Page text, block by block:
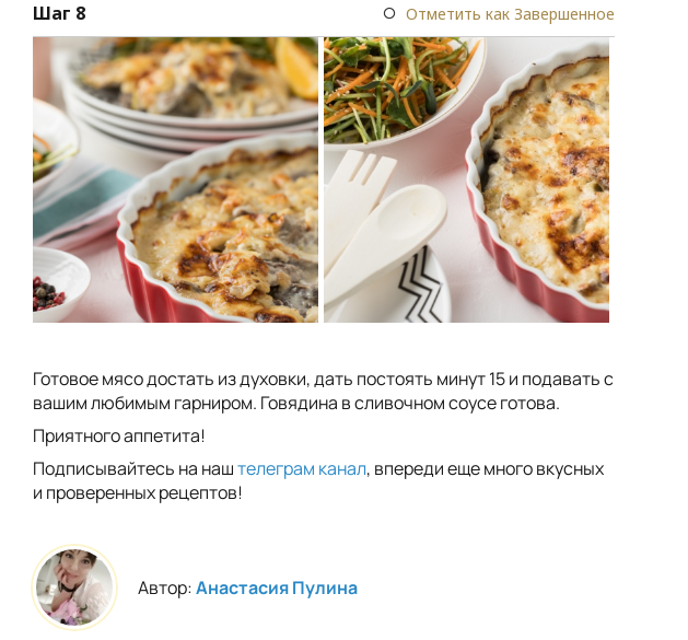
Шаг 8 Отметить как Завершенное
Готовое мясо достать из духовки, дать постоять минут 15 и подавать с
вашим любимым гарниром. Говядина в сливочном соусе готова.
Приятного аппетита!
Подписывайтесь на наштелеграм канал, впереди еще много вкусных
и проверенных рецептов!
Автор:Анастасия Пулина